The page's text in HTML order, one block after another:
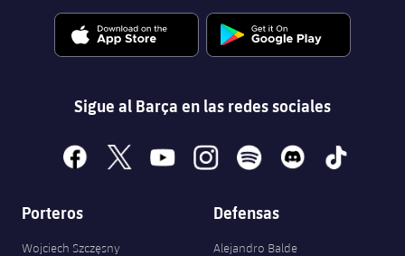
Sigue al Barça en las redes sociales
facebook
x youtubeinstagramspotify discord tiktok
Porteros
Wojciech Szczęsny
Defensas
Alejandro Balde